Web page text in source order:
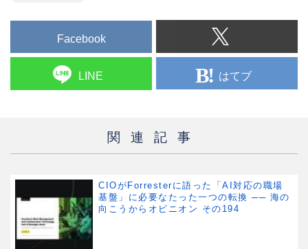
Facebook
LINE はてブ
関連記事
CIOがForresterに語った「AI対応の職場
基盤」に必要なたった一つの転換 ── 海の
向こうからオピニオン その194